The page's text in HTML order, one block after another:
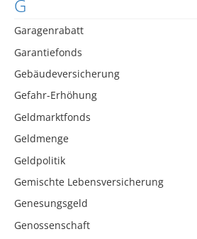
G
Garagenrabatt
Garantiefonds
Gebäudeversicherung
Gefahr-Erhöhung
Geldmarktfonds
Geldmenge
Geldpolitik
Gemischte Lebensversicherung
Genesungsgeld
Genossenschaft